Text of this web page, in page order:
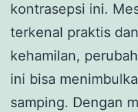
kontrasepsi ini.
terkenal praktis
kehamilan,
ini bisa
samping. Dengan